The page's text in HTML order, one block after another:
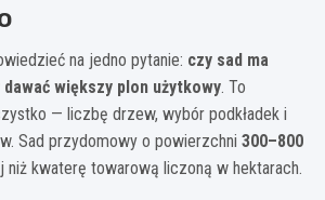
na jedno pytanie: czy sad ma
większy plon użytkowy. To
— liczbę drzew, wybór podkładek i
Sad przydomowy o powierzchni 300–800
niż kwaterę towarową liczoną w hektarach.